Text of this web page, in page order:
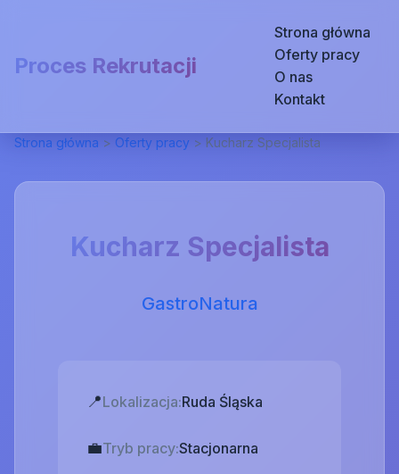
Proces Rekrutacji
Strona główna
Oferty pracy
O nas
Kontakt
Strona główna > Oferty pracy > Kucharz Specjalista
Kucharz Specjalista
GastroNatura
📍Lokalizacja:Ruda Śląska
💼Tryb pracy:Stacjonarna